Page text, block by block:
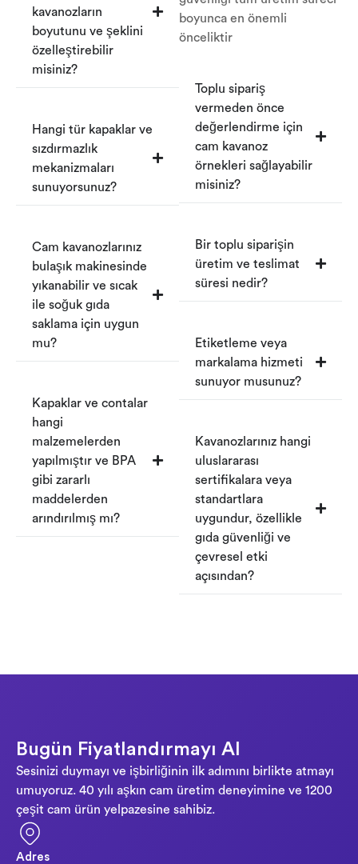
kavanozların
boyutunu ve şeklini
özelleştirebilir
misiniz?
Hangi tür kapaklar ve
sızdırmazlık
mekanizmaları
sunuyorsunuz?
Cam kavanozlarınız
bulaşık makinesinde
yıkanabilir ve sıcak
ile soğuk gıda
saklama için uygun
mu?
Kapaklar ve contalar
hangi
malzemelerden
yapılmıştır ve BPA
gibi zararlı
maddelerden
arındırılmış mı?
boyunca en önemli
önceliktir
Toplu sipariş
vermeden önce
değerlendirme için
cam kavanoz
örnekleri sağlayabilir
misiniz?
Bir toplu siparişin
üretim ve teslimat
süresi nedir?
Etiketleme veya
markalama hizmeti
sunuyor musunuz?
Kavanozlarınız hangi
uluslararası
sertifikalara veya
standartlara
uygundur, özellikle
gıda güvenliği ve
çevresel etki
açısından?
Bugün Fiyatlandırmayı Al
Sesinizi duymayı ve işbirliğinin ilk adımını birlikte atmayı
umuyoruz. 40 yılı aşkın cam üretim deneyimine ve 1200
çeşit cam ürün yelpazesine sahibiz.
Adres